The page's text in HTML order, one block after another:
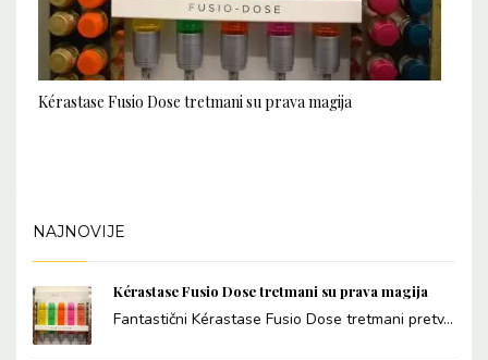
Kérastase Fusio Dose tretmani su prava magija
NAJNOVIJE
Kérastase Fusio Dose tretmani su prava magija
Fantastični Kérastase Fusio Dose tretmani pretv...